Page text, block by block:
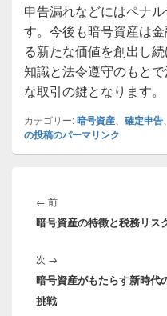
申告漏れなどにはペナ
す。今後も暗号資産は
る新たな価値を創出し
知識と法令遵守のもと
な取引の鍵となります。
カテゴリー:暗号資産 確定申告
の投稿のパーマリンク
稿
ナ
ゲ
ー
シ
ョ
← 前前
の
暗号資産の特徴と税務リス
次 →
の
暗号資産がもたらす新時代
挑戦